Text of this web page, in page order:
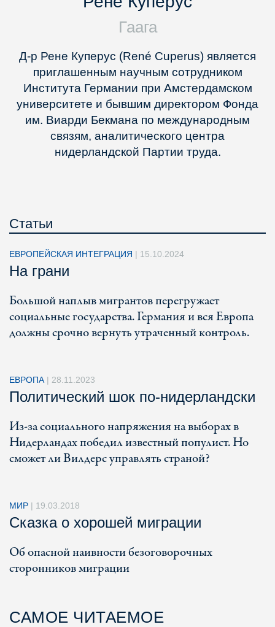
Гаага
Д-р Рене Куперус (René Cuperus) является
приглашенным научным сотрудником
Института Германии при Амстердамском
университете и бывшим директором Фонда
им. Виарди Бекмана по международным
связям, аналитического центра
нидерландской Партии труда.
Статьи
ЕВРОПЕЙСКАЯ ИНТЕГРАЦИЯ | 15.10.2024
На грани
Большой наплыв мигрантов перегружает
социальные государства. Германия и вся Европа
должны срочно вернуть утраченный контроль.
ЕВРОПА | 28.11.2023
Политический шок по-нидерландски
Из-за социального напряжения на выборах в
Нидерландах победил известный популист. Но
сможет ли Вилдерс управлять страной?
МИР | 19.03.2018
Сказка о хорошей миграции
Об опасной наивности безоговорочных
сторонников миграции
САМОЕ ЧИТАЕМОЕ